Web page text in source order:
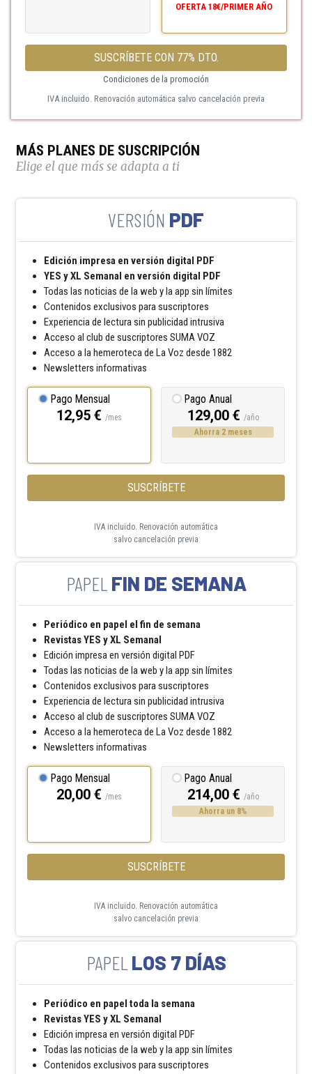
OFERTA 18€/PRIMER AÑO
SUSCRÍBETE CON 77% DTO.
Condiciones de la promoción
IVA incluido. Renovación automática salvo cancelación previa
MÁS PLANES DE SUSCRIPCIÓN
Elige el que más se adapta a ti
PDF
Edición impresa en versión digital PDF
YES y XL Semanal en versión digital PDF
Todas las noticias de la web y la app sin límites
Contenidos exclusivos para suscriptores
Experiencia de lectura sin publicidad intrusiva
Acceso al club de suscriptores SUMA VOZ
Acceso a la hemeroteca de La Voz desde 1882
Newsletters informativas
Pago Mensual
12,95 € /mes
Pago Anual
129,00 € /año
Ahorra 2 meses
SUSCRÍBETE
IVA incluido. Renovación automática
salvo cancelación previa
FIN DE SEMANA
Periódico en papel el fin de semana
Revistas YES y XL Semanal
Edición impresa en versión digital PDF
Todas las noticias de la web y la app sin límites
Contenidos exclusivos para suscriptores
Experiencia de lectura sin publicidad intrusiva
Acceso al club de suscriptores SUMA VOZ
Acceso a la hemeroteca de La Voz desde 1882
Newsletters informativas
Pago Mensual
20,00 € /mes
Pago Anual
214,00 € /año
Ahorra un 8%
SUSCRÍBETE
IVA incluido. Renovación automática
salvo cancelación previa
LOS 7 DÍAS
Periódico en papel toda la semana
Revistas YES y XL Semanal
Edición impresa en versión digital PDF
Todas las noticias de la web y la app sin límites
Contenidos exclusivos para suscriptores